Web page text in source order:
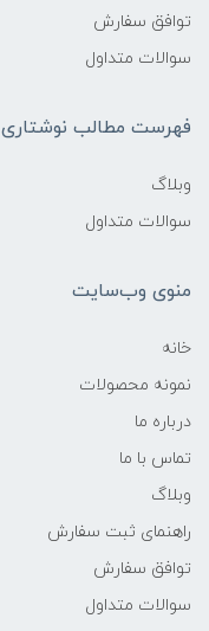
توافق سفارش
سوالات متداول
فهرست مطالب نوشتاری
وبلاگ
سوالات متداول
منوی وب‌سایت
خانه
نمونه محصولات
درباره ما
تماس با ما
وبلاگ
راهنمای ثبت سفارش
توافق سفارش
سوالات متداول